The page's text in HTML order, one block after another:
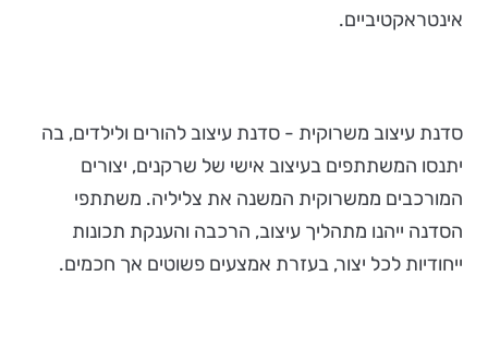
אינטראקטיביים.
סדנת עיצוב משרוקית - סדנת עיצוב להורים ולילדים, בה
יתנסו המשתתפים בעיצוב אישי של שרקנים, יצורים
המורכבים ממשרוקית המשנה את צליליה. משתתפי
הסדנה ייהנו מתהליך עיצוב, הרכבה והענקת תכונות
ייחודיות לכל יצור, בעזרת אמצעים פשוטים אך חכמים.